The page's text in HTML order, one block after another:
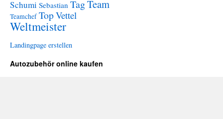
Schumi Sebastian TagTeam
Teamchef TopVettel
Weltmeister
Landingpage erstellen
Autozubehör online kaufen